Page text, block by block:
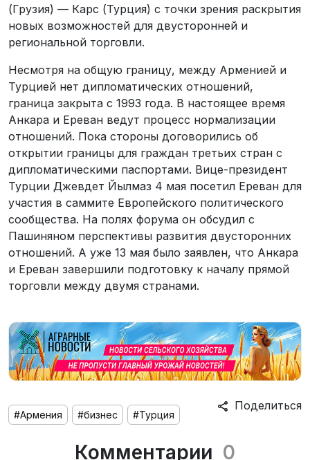
(Грузия) — Карс (Турция) с точки зрения раскрытия
новых возможностей для двусторонней и
региональной торговли.
Несмотря на общую границу, между Арменией и
Турцией нет дипломатических отношений,
граница закрыта с 1993 года. В настоящее время
Анкара и Ереван ведут процесс нормализации
отношений. Пока стороны договорились об
открытии границы для граждан третьих стран с
дипломатическими паспортами. Вице-президент
Турции Джевдет Йылмаз 4 мая посетил Ереван для
участия в саммите Европейского политического
сообщества. На полях форума он обсудил с
Пашиняном перспективы развития двусторонних
отношений. А уже 13 мая было заявлен, что Анкара
и Ереван завершили подготовку к началу прямой
торговли между двумя странами.
Поделиться
#Армения #бизнес #Турция
Комментарии 0